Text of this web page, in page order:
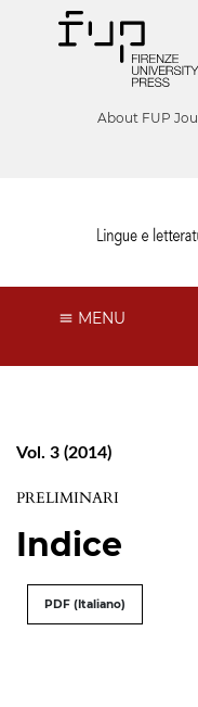
About FUP
MENU
Vol. 3 (2014)
PRELIMINARI
Indice
PDF (Italiano)